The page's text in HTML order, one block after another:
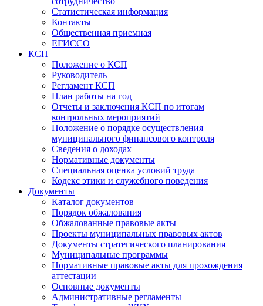
Статистическая информация
Контакты
Общественная приемная
ЕГИССО
КСП
Положение о КСП
Руководитель
Регламент КСП
План работы на год
Отчеты и заключения КСП по итогам
контрольных мероприятий
Положение о порядке осуществления
муниципального финансового контроля
Сведения о доходах
Нормативные документы
Специальная оценка условий труда
Кодекс этики и служебного поведения
Документы
Каталог документов
Порядок обжалования
Обжалованные правовые акты
Проекты муниципальных правовых актов
Документы стратегического планирования
Муниципальные программы
Нормативные правовые акты для прохождения
аттестации
Основные документы
Административные регламенты